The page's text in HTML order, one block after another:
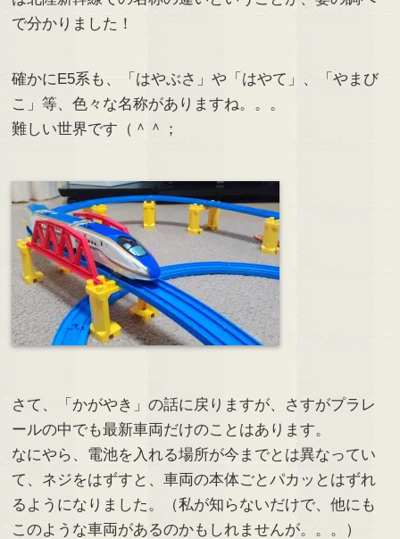
で分かりました！
確かにE5系も、「はやぶさ」や「はやて」、「やまび
こ」等、色々な名称がありますね。。。
難しい世界です（＾＾；
さて、「かがやき」の話に戻りますが、さすがプラレ
ールの中でも最新車両だけのことはあります。
なにやら、電池を入れる場所が今までとは異なってい
て、ネジをはずすと、車両の本体ごとパカッとはずれ
るようになりました。（私が知らないだけで、他にも
このような車両があるのかもしれませんが。。。）